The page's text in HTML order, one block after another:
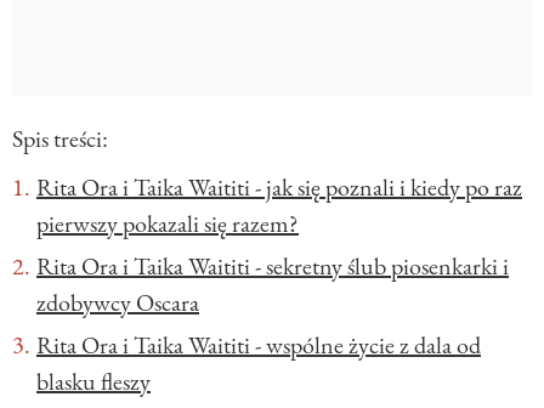
Spis treści:
Rita Ora i Taika Waititi - jak się poznali i kiedy po raz
pierwszy pokazali się razem?
Rita Ora i Taika Waititi - sekretny ślub piosenkarki i
zdobywcy Oscara
Rita Ora i Taika Waititi - wspólne życie z dala od
blasku fleszy